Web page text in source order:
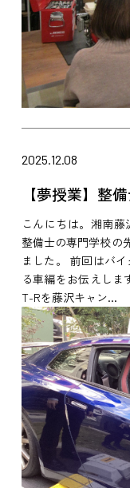
2025.12.08
【夢授業】整
こんにちは。湘南
整備士の専門学校の
ました。 前回はバ
る車編をお伝えし
T-Rを藤沢キャン...